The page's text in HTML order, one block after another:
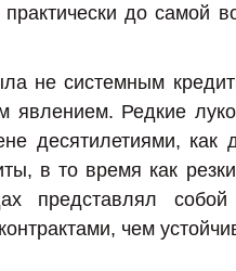
до самой
не системным
явлением. Редкие
десятилетиями, как
в то время как
представлял собой
чем